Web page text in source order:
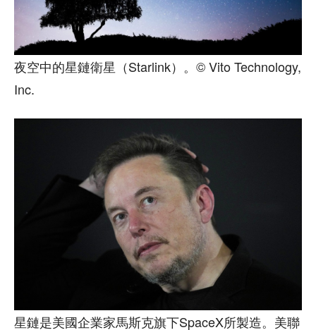
夜空中的星鏈衛星（Starlink）。© Vito Technology,
Inc.
星鏈是美國企業家馬斯克旗下SpaceX所製造。美聯